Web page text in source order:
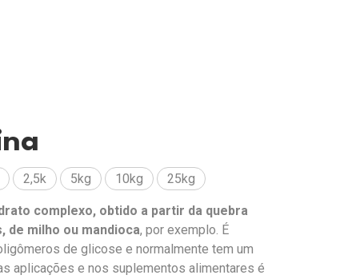
2,5k 5kg 10kg 25kg
complexo, obtido a partir da quebra
de milho ou mandioca, por exemplo. É
de glicose e normalmente tem um
aplicações e nos suplementos alimentares é